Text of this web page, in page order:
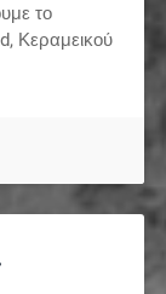
το
Κεραμεικού